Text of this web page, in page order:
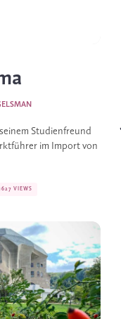
Studienfreund
im Import von
VIEWS